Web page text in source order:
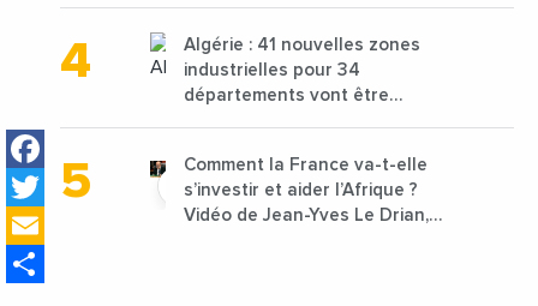
Facebook
Twitter
Algérie : 41 nouvelles zones
industrielles pour 34
départements vont être
Comment la France va-t-elle
s’investir et aider l’Afrique ?
Vidéo de Jean-Yves Le Drian,